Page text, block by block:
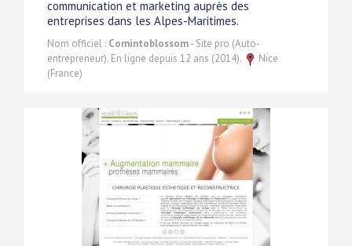
communication et marketing auprès des
entreprises dans les Alpes-Maritimes.
Nom officiel : Comintoblossom- Site pro (Auto-
entrepreneur). En ligne depuis 12 ans (2014).
Nice
(France)